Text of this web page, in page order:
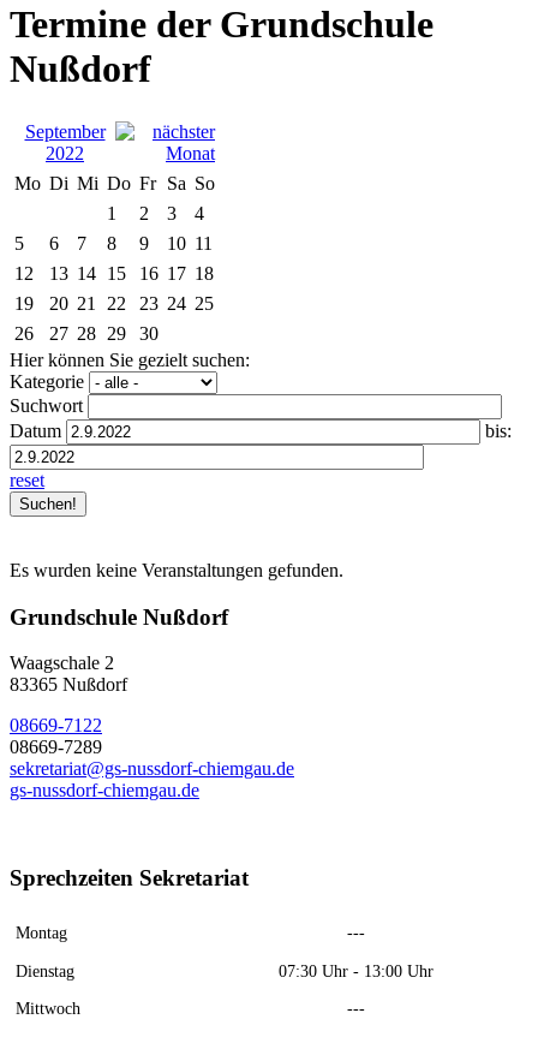
Termine der Grundschule
Nußdorf
September
2022
Mo Di Mi Do Fr Sa So
1
2 3
4
5
6 7 8 9 10 11
12
13 14 15 16 17 18
19
20 21 22 23 24 25
26
27 28 29
30
Hier können Sie gezielt suchen:
Kategorie
Suchwort
Datum
bis:
reset
Es wurden keine Veranstaltungen gefunden.
Grundschule Nußdorf
Waagschale 2
83365 Nußdorf
08669-7122
08669-7289
sekretariat@gs-nussdorf-chiemgau.de
gs-nussdorf-chiemgau.de
Sprechzeiten Sekretariat
Montag
---
Dienstag
07:30 Uhr - 13:00 Uhr
Mittwoch
---